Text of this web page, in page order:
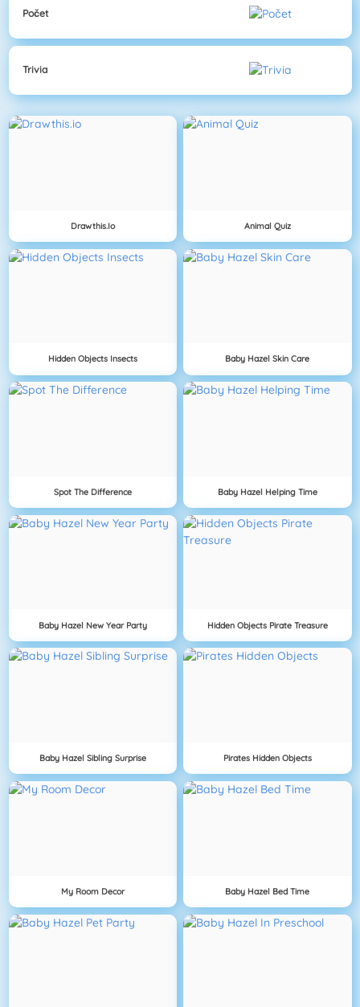
Počet
Trivia
Drawthis.io Animal Quiz
Hidden Objects Insects Baby Hazel Skin Care
Spot The Difference Baby Hazel Helping Time
Baby Hazel New Year Party Hidden Objects Pirate Treasure
Baby Hazel Sibling Surprise Pirates Hidden Objects
My Room Decor Baby Hazel Bed Time